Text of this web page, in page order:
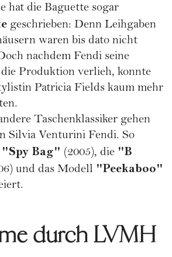
hat die Baguette sogar
geschrieben: Denn Leihgaben
waren bis dato nicht
nachdem Fendi seine
Produktion verlieh, konnte
Patricia Fields kaum mehr
Taschenklassiker gehen
Silvia Venturini Fendi. So
"Spy Bag" (2005), die "B
und das Modell "Peekaboo"
durch LVMH